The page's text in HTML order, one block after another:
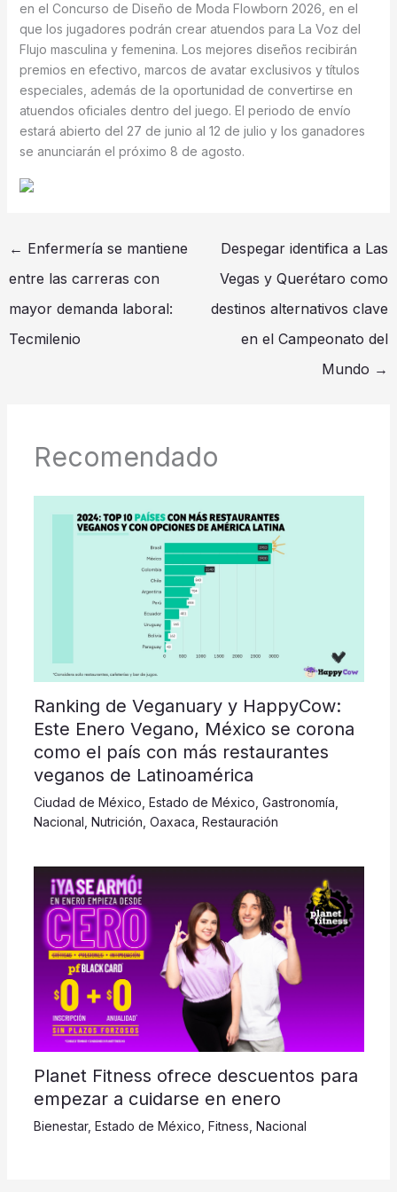
en el Concurso de Diseño de Moda Flowborn 2026, en el
que los jugadores podrán crear atuendos para La Voz del
Flujo masculina y femenina. Los mejores diseños recibirán
premios en efectivo, marcos de avatar exclusivos y títulos
especiales, además de la oportunidad de convertirse en
atuendos oficiales dentro del juego. El periodo de envío
estará abierto del 27 de junio al 12 de julio y los ganadores
se anunciarán el próximo 8 de agosto.
← Enfermería se mantiene
entre las carreras con
mayor demanda laboral:
Tecmilenio
Despegar identifica a Las
Vegas y Querétaro como
destinos alternativos clave
en el Campeonato del
Mundo →
Recomendado
Ranking de Veganuary y HappyCow:
Este Enero Vegano, México se corona
como el país con más restaurantes
veganos de Latinoamérica
Ciudad de México Estado de México Gastronomía
Nacional Nutrición Oaxaca Restauración
Planet Fitness ofrece descuentos para
empezar a cuidarse en enero
Bienestar, Estado de México Fitness Nacional